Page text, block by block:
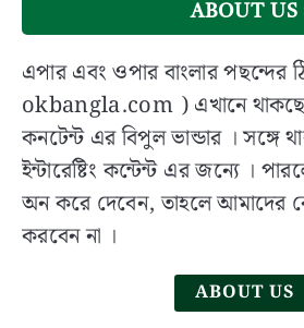
Bengal
Board
of
Secondary
Education
(WBBSE):
History,
Role
and
ABOUT US
এপার এবং ওপার বাংলার পছন্দের
okbangla.com ) এখানে থাকছে
কনটেন্ট এর বিপুল ভান্ডার । সঙ্গে
ইন্টারেষ্টিং কন্টেন্ট এর জন্যে ।
অন করে দেবেন, তাহলে আমাদের
করবেন না ।
ABOUT US